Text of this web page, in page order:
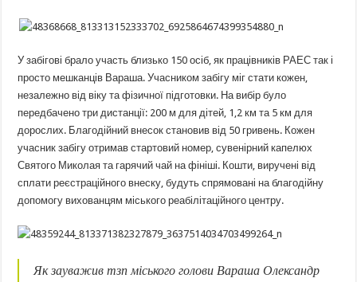
У забігові брало участь близько 150 осіб, як працівників РАЕС так і
просто мешканців Вараша. Учасником забігу міг стати кожен,
незалежно від віку та фізичної підготовки. На вибір було
передбачено три дистанції: 200 м для дітей, 1,2 км та 5 км для
дорослих. Благодійний внесок становив від 50 гривень. Кожен
учасник забігу отримав стартовий номер, сувенірний капелюх
Святого Миколая та гарячий чай на фініші. Кошти, виручені від
сплати реєстраційного внеску, будуть спрямовані на благодійну
допомогу вихованцям міського реабілітаційного центру.
Як зауважив тзп міського голови Вараша Олександр